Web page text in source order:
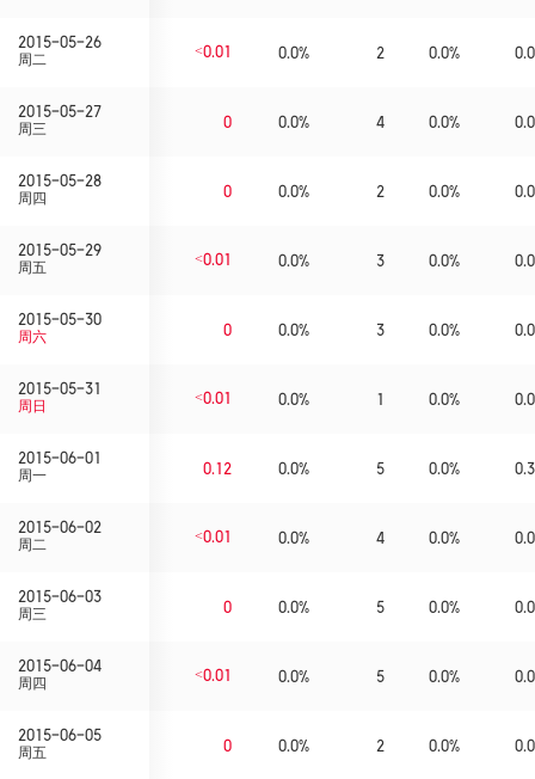
2015-05-26
周二
<0.01 0.0% 2 0.0% 0.0
2015-05-27
周三
0 0.0% 4 0.0% 0.0
2015-05-28
周四
0 0.0% 2 0.0% 0.0
2015-05-29
周五
<0.01 0.0% 3 0.0% 0.0
2015-05-30
周六
0 0.0% 3 0.0% 0.0
2015-05-31
周日
<0.01 0.0% 1 0.0% 0.0
2015-06-01
周一
0.12 0.0% 5 0.0% 0.3
2015-06-02
周二
<0.01 0.0% 4 0.0% 0.0
2015-06-03
周三
0 0.0% 5 0.0% 0.0
2015-06-04
周四
<0.01 0.0% 5 0.0% 0.0
2015-06-05
周五
0 0.0% 2 0.0% 0.0